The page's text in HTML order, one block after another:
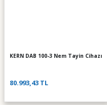
KERN DAB 100-3 Nem Tayin Cihazı
80.993,43 TL